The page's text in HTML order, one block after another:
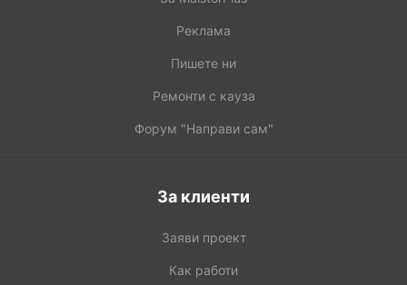
Реклама
Пишете ни
Ремонти с кауза
Форум "Направи сам"
За клиенти
Заяви проект
Как работи